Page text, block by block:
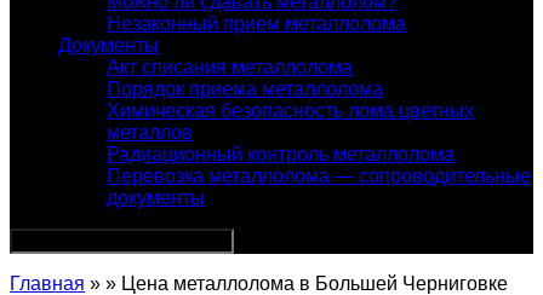
Незаконный прием металлолома
Документы
Акт списания металлолома
Порядок приема металлолома
Химическая безопасность лома цветных
металлов
Радиационный контроль металлолома
Перевозка металлолома — сопроводительные
документы
Главная » » Цена металлолома в Большей Черниговке